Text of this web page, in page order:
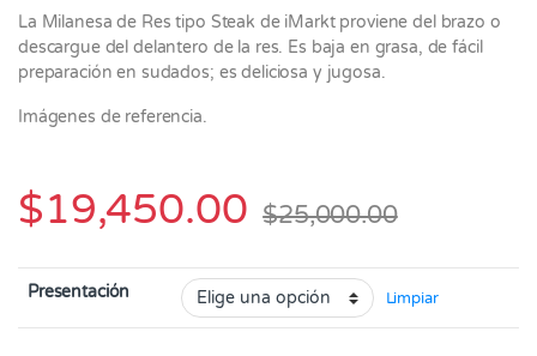
La Milanesa de Res tipo Steak de iMarkt proviene del brazo o
descargue del delantero de la res. Es baja en grasa, de fácil
preparación en sudados; es deliciosa y jugosa.
Imágenes de referencia.
$19,450.00 $25,000.00
Presentación Limpiar